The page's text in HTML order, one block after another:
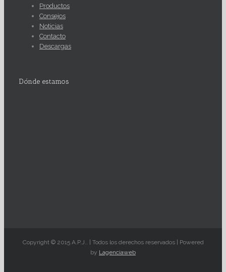
Productos
Consejos
Noticias
Contacto
Descargas
Dónde estamos
Copyright © 2015 A.P.J.. | Todos los derechos reservados | Powered
by Lagenciaweb